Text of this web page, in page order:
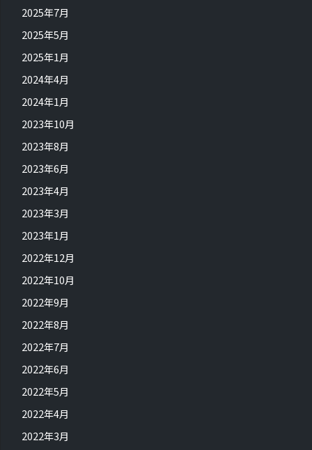
2025年7月
2025年5月
2025年1月
2024年4月
2024年1月
2023年10月
2023年8月
2023年6月
2023年4月
2023年3月
2023年1月
2022年12月
2022年10月
2022年9月
2022年8月
2022年7月
2022年6月
2022年5月
2022年4月
2022年3月